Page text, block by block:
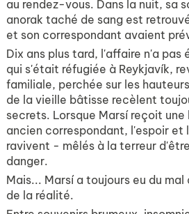
au rendez-vous. Dans la nuit, sa
anorak taché de sang est
et son correspondant avaient
Dix ans plus tard, l'affaire n'a pas
qui s'était réfugiée à Reykjavík,
familiale, perchée sur les
de la vieille bâtisse recèlent
secrets. Lorsque Marsí reçoit
ancien correspondant, l'espoir et
ravivent - mêlés à la terreur
danger.
Mais... Marsí a toujours eu du
de la réalité.